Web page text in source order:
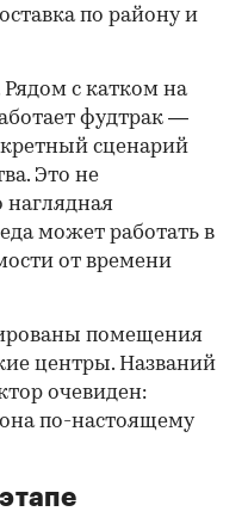
по району и
с катком на
фудтрак —
сценарий
Это не
наглядная
может работать в
от времени
помещения
центры. Названий
очевиден:
по-настоящему